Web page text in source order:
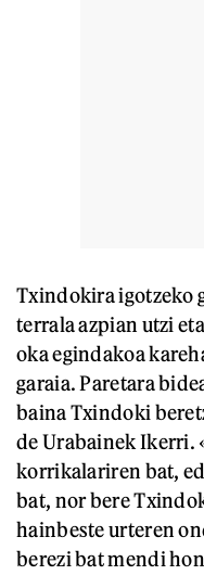
Txindokira igotzeko
terrala azpian utzi
oka egindakoa
garaia. Paretara
baina Txindoki
de Urabainek Ikerri.
korrikalariren bat,
bat, nor bere
hainbeste urteren
berezi bat mendi